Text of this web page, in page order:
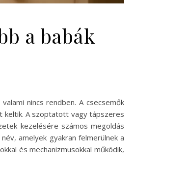
a babák
nincs rendben. A csecsemők
keltik. A szoptatott vagy tápszeres
kezelésére számos megoldás
amelyek gyakran felmerülnek a
és mechanizmusokkal működik,